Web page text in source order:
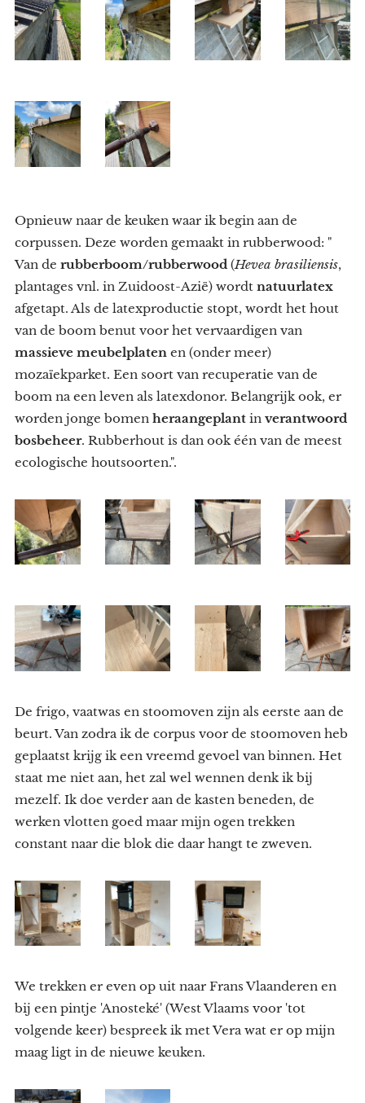
Opnieuw naar de keuken waar ik begin aan de
corpussen. Deze worden gemaakt in rubberwood: "
Van de rubberboom/rubberwood (Hevea brasiliensis,
plantages vnl. in Zuidoost-Azië) wordt natuurlatex
afgetapt. Als de latexproductie stopt, wordt het hout
van de boom benut voor het vervaardigen van
massieve meubelplaten en (onder meer)
mozaïekparket. Een soort van recuperatie van de
boom na een leven als latexdonor. Belangrijk ook, er
worden jonge bomen heraangeplant in verantwoord
bosbeheer. Rubberhout is dan ook één van de meest
ecologische houtsoorten.".
De frigo, vaatwas en stoomoven zijn als eerste aan de
beurt. Van zodra ik de corpus voor de stoomoven heb
geplaatst krijg ik een vreemd gevoel van binnen. Het
staat me niet aan, het zal wel wennen denk ik bij
mezelf. Ik doe verder aan de kasten beneden, de
werken vlotten goed maar mijn ogen trekken
constant naar die blok die daar hangt te zweven.
We trekken er even op uit naar Frans Vlaanderen en
bij een pintje 'Anosteké' (West Vlaams voor 'tot
volgende keer) bespreek ik met Vera wat er op mijn
maag ligt in de nieuwe keuken.